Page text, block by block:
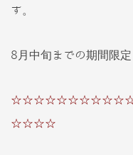
す。
8月中旬までの期間限
☆☆☆☆